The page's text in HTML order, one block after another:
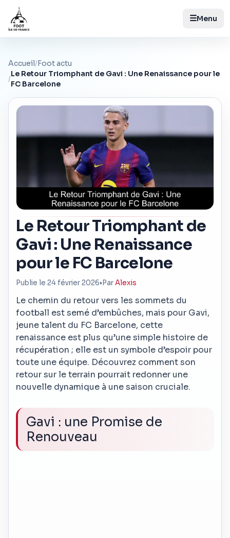
☰Menu
Accueil/Foot actu
/
Le Retour Triomphant de Gavi : Une Renaissance pour le
FC Barcelone
Le Retour Triomphant de
Gavi : Une Renaissance
pour le FC Barcelone
Publie le 24 février 2026• ParAlexis
Le chemin du retour vers les sommets du
football est semé d’embûches, mais pour Gavi,
jeune talent du FC Barcelone, cette
renaissance est plus qu’une simple histoire de
récupération ; elle est un symbole d’espoir pour
toute une équipe. Découvrez comment son
retour sur le terrain pourrait redonner une
nouvelle dynamique à une saison cruciale.
Gavi : une Promise de
Renouveau